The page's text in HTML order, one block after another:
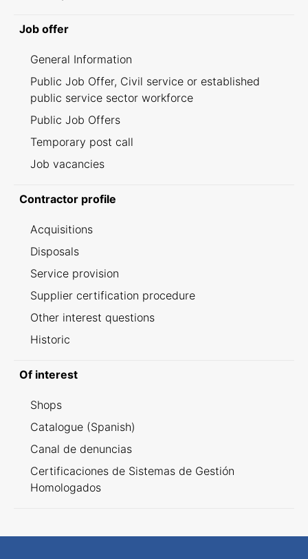
Job offer
General Information
Public Job Offer, Civil service or established
public service sector workforce
Public Job Offers
Temporary post call
Job vacancies
Contractor profile
Acquisitions
Disposals
Service provision
Supplier certification procedure
Other interest questions
Historic
Of interest
Shops
Catalogue (Spanish)
Canal de denuncias
Certificaciones de Sistemas de Gestión
Homologados